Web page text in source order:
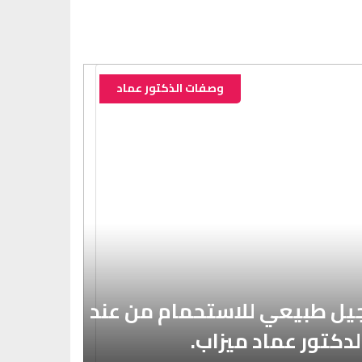
طبيعي للاستحمام من عند
عماد ميزاب.
وصفات الذكتور عماد